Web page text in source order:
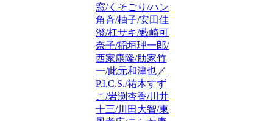
窓/くそごり/ハン
角斉/柚子/安田佳
澄/杠サキ/藪崎可
奈子/稲垣理一郎/
西家康隆/肋家竹
一/此元和津也／
P.I.C.S./祐木すず
こ/岩渕杏香/川井
十三/川田大智/東